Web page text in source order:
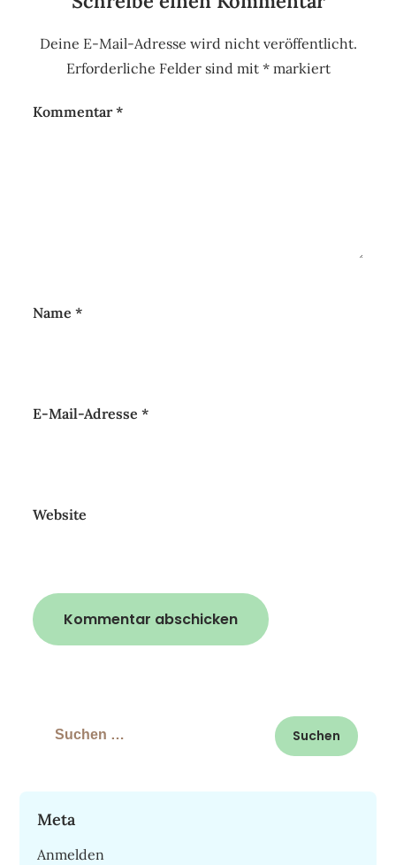
Deine E-Mail-Adresse wird nicht veröffentlicht.
Erforderliche Felder sind mit *markiert
Kommentar*
Name*
E-Mail-Adresse*
Website
Suchen
Meta
Anmelden